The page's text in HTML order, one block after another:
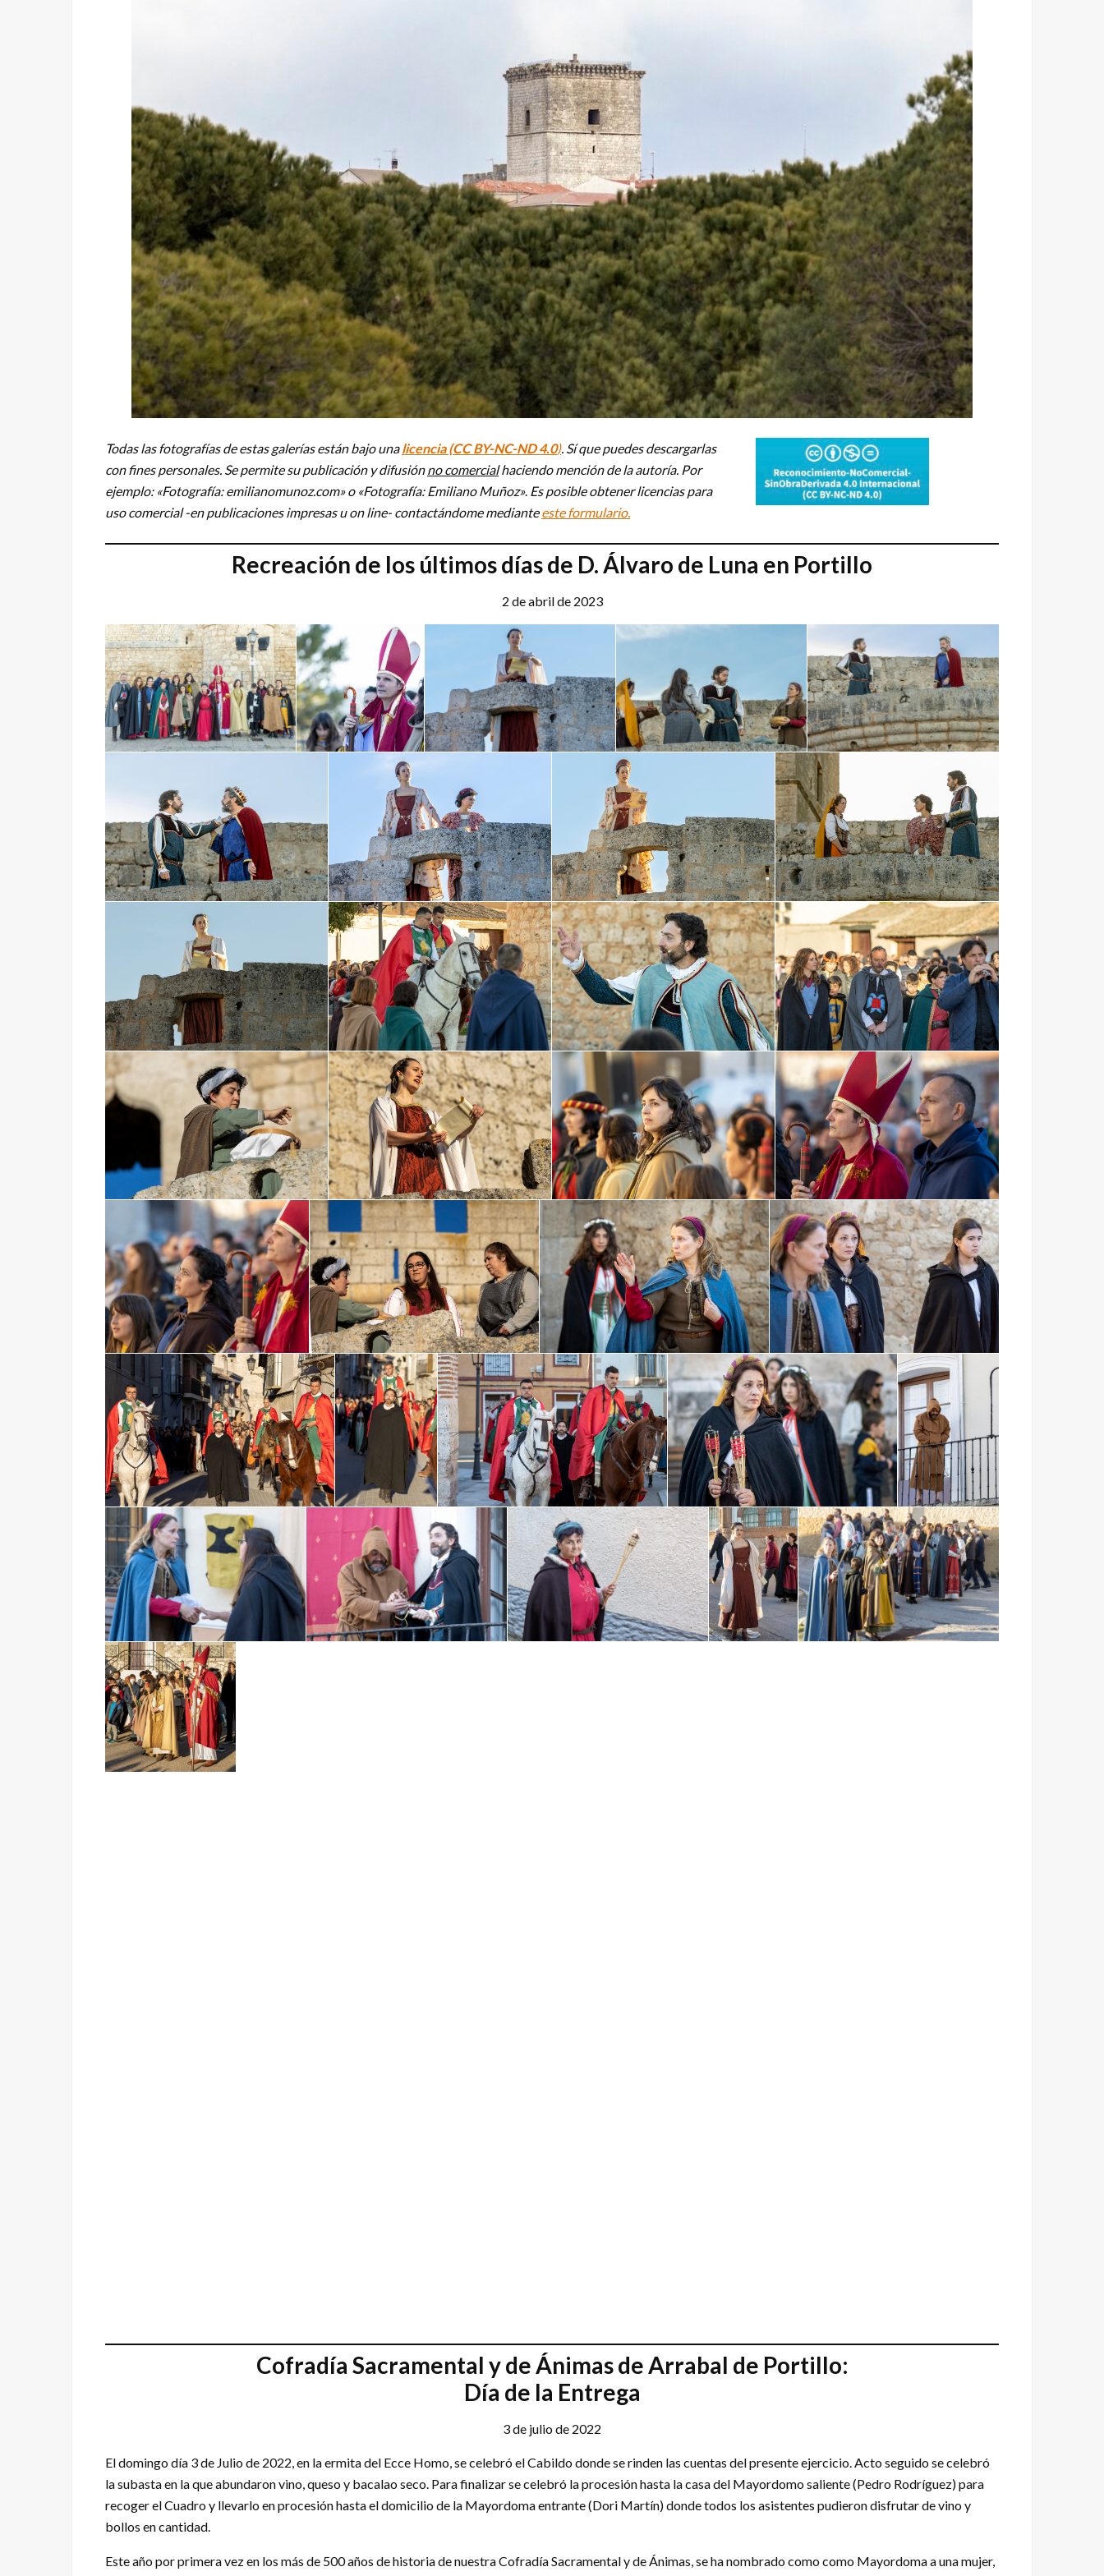
Todas las fotografías de estas galerías están bajo unalicencia (CC BY-NC-ND 4.0). Sí que puedes descargarlas
con fines personales. Se permite su publicación y difusiónno comercialhaciendo mención de la autorí­a. Por
ejemplo: «Fotografía: emilianomunoz.com» o «Fotografía: Emiliano Muñoz». Es posible obtener licencias para
uso comercial -en publicaciones impresas u on line- contactándome medianteeste formulario.
Recreación de los últimos días de D. Álvaro de Luna en Portillo
2 de abril de 2023
Cofradía Sacramental y de Ánimas de Arrabal de Portillo:
Día de la Entrega
3 de julio de 2022
El domingo día 3 de Julio de 2022, en la ermita del Ecce Homo, se celebró el Cabildo donde se rinden las cuentas del presente ejercicio. Acto seguido se celebró
la subasta en la que abundaron vino, queso y bacalao seco. Para finalizar se celebró la procesión hasta la casa del Mayordomo saliente (Pedro Rodríguez) para
recoger el Cuadro y llevarlo en procesión hasta el domicilio de la Mayordoma entrante (Dori Martín) donde todos los asistentes pudieron disfrutar de vino y
bollos en cantidad.
Este año por primera vez en los más de 500 años de historia de nuestra Cofradía Sacramental y de Ánimas, se ha nombrado como como Mayordoma a una mujer,